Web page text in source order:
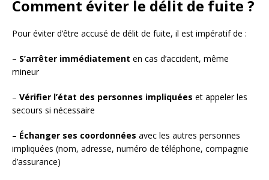
Comment éviter le délit de fuite ?
Pour éviter d’être accusé de délit de fuite, il est impératif de :
– S’arrêter immédiatement en cas d’accident, même
mineur
– Vérifier l’état des personnes impliquées et appeler les
secours si nécessaire
– Échanger ses coordonnées avec les autres personnes
impliquées (nom, adresse, numéro de téléphone, compagnie
d’assurance)